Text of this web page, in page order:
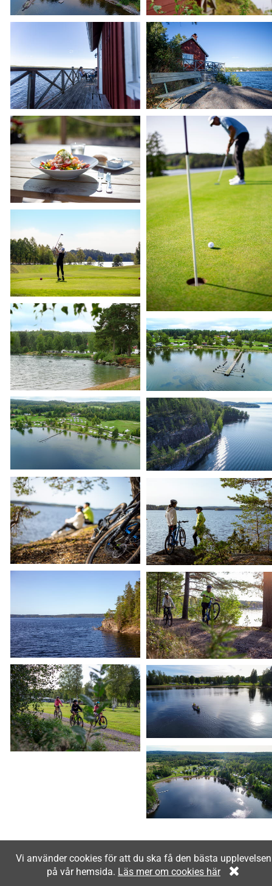
Vi använder cookies för att du ska få den bästa upplevelsen
på vår hemsida. Läs mer om cookies här